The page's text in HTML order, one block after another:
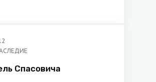
Спасовича